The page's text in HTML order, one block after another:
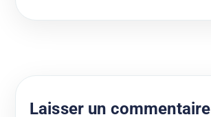
Laisser un commentaire